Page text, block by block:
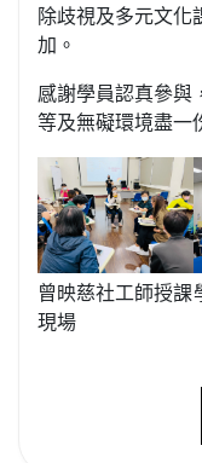
除歧視及多元文化
加。
感謝學員認真參與
等及無礙環境盡一
曾映慈社工師授課
現場